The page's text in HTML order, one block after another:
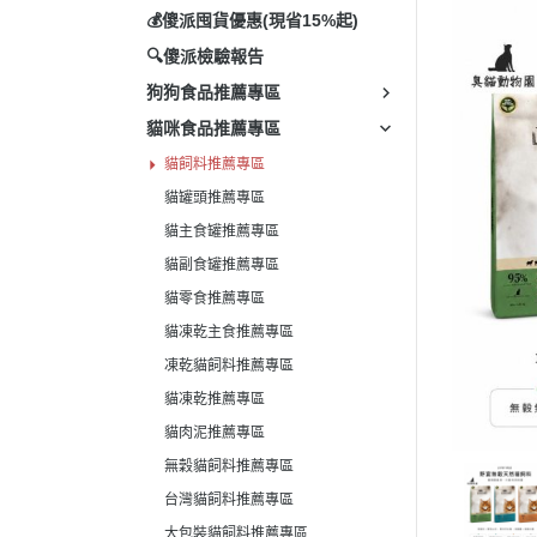
高齡犬飼料推薦專區
小型犬飼料推薦專區
低敏狗飼料推薦專區
平價狗飼料推薦專區
貓凍乾主食推薦專區
凍乾貓飼料推薦專區
無穀貓飼料推薦專區
台灣貓飼料推薦專區
大包裝貓飼料推薦專區
幼貓主食罐推薦專區
德國貓罐頭推薦專區
低磷貓罐頭推薦專區
幼貓飼料推薦專區
💰傻派囤貨優惠(現省15%起)
🔍傻派檢驗報告
狗狗食品推薦專區
貓咪食品推薦專區
貓飼料推薦專區
貓罐頭推薦專區
貓主食罐推薦專區
貓副食罐推薦專區
貓零食推薦專區
貓凍乾主食推薦專區
凍乾貓飼料推薦專區
貓凍乾推薦專區
貓肉泥推薦專區
無穀貓飼料推薦專區
台灣貓飼料推薦專區
大包裝貓飼料推薦專區